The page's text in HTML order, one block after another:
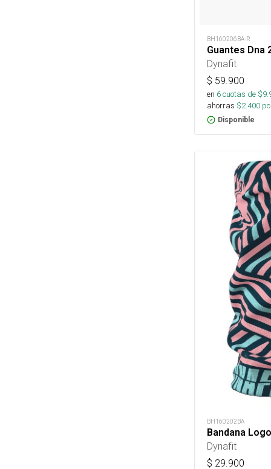
BH160206BA-R
Guantes Dna
Dynafit
$ 59.900
en 6cuotas de $
ahorras $2.400
Disponible
BH160202BA
Bandana
Dynafit
$ 29.900